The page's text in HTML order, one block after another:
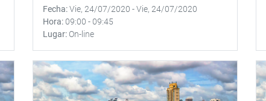
Fecha Vie, 24/07/2020 -Vie, 24/07/2020
Hora 09:00 -09:45
Lugar On-line